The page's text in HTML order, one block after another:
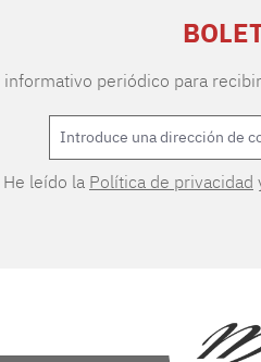
periódico para
He leído la Política de privacidad